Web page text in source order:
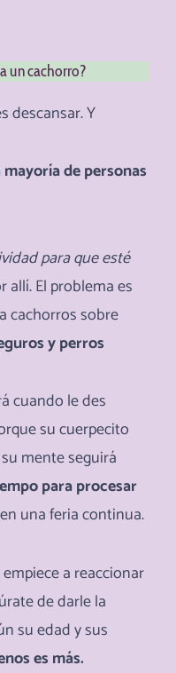
un cachorro?
descansar. Y
de personas
para que esté
allí. El problema es
cachorros sobre
y perros
cuando le des
su cuerpecito
mente seguirá
para procesar
una feria continua.
a reaccionar
de darle la
su edad y sus
es más.